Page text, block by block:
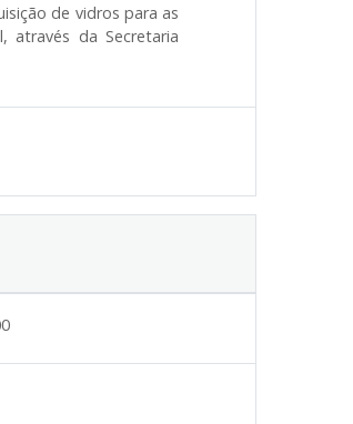
de vidros para as
através da Secretaria